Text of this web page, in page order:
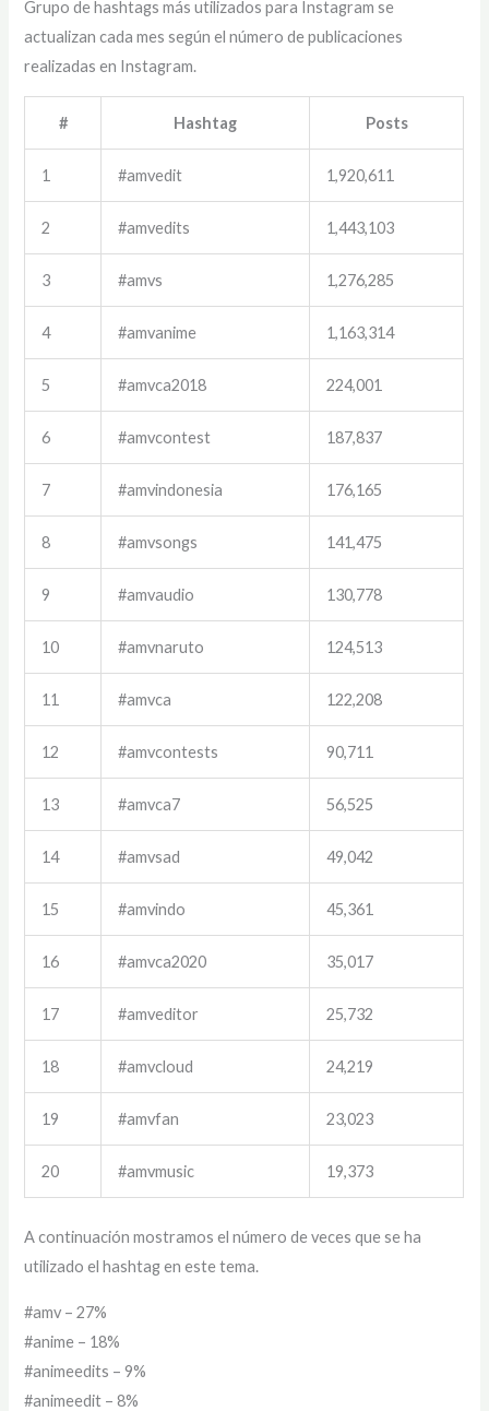
Grupo de hashtags más utilizados para Instagram se
actualizan cada mes según el número de publicaciones
realizadas en Instagram.
# Hashtag Posts
1 #amvedit 1,920,611
2 #amvedits 1,443,103
3 #amvs 1,276,285
4 #amvanime 1,163,314
5 #amvca2018 224,001
6 #amvcontest 187,837
7 #amvindonesia 176,165
8 #amvsongs 141,475
9 #amvaudio 130,778
10 #amvnaruto 124,513
11 #amvca 122,208
12 #amvcontests 90,711
13 #amvca7 56,525
14 #amvsad 49,042
15 #amvindo 45,361
16 #amvca2020 35,017
17 #amveditor 25,732
18 #amvcloud 24,219
19 #amvfan 23,023
20 #amvmusic 19,373
A continuación mostramos el número de veces que se ha
utilizado el hashtag en este tema.
#amv – 27%
#anime – 18%
#animeedits – 9%
#animeedit – 8%